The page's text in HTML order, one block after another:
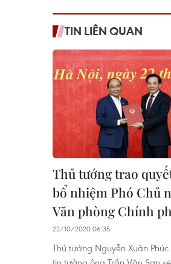
TIN LIÊN QUAN
Thủ tướng trao
bổ nhiệm Phó Chủ
Văn phòng Chính
22/10/2020 06:35
Thủ tướng Nguyễn Xuân